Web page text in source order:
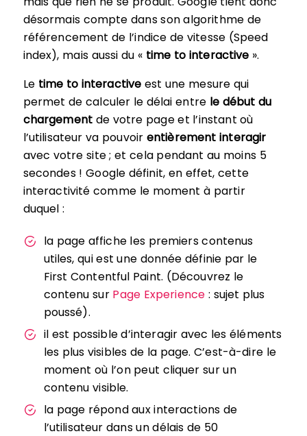
désormais compte dans son algorithme de
référencement de l’indice de vitesse (Speed
index), mais aussi du « time to interactive ».
Le time to interactive est une mesure qui
permet de calculer le délai entre le début du
chargement de votre page et l’instant où
l’utilisateur va pouvoir entièrement interagir
avec votre site ; et cela pendant au moins 5
secondes ! Google définit, en effet, cette
interactivité comme le moment à partir
duquel :
la page affiche les premiers contenus
utiles, qui est une donnée définie par le
First Contentful Paint. (Découvrez le
contenu sur Page Experience : sujet plus
poussé).
il est possible d’interagir avec les éléments
les plus visibles de la page. C’est-à-dire le
moment où l’on peut cliquer sur un
contenu visible.
la page répond aux interactions de
l’utilisateur dans un délais de 50